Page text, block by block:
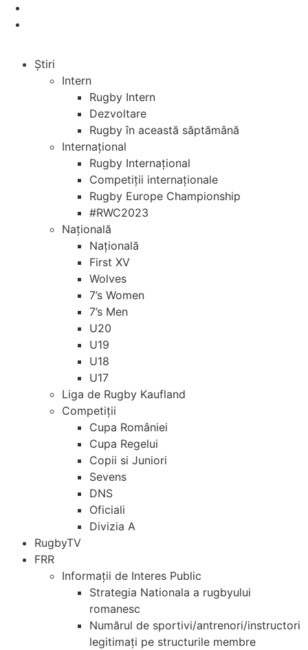
Știri
Intern
Rugby Intern
Dezvoltare
Rugby în această săptămână
Internațional
Rugby Internațional
Competiții internaționale
Rugby Europe Championship
#RWC2023
Națională
Națională
First XV
Wolves
7’s Women
7’s Men
U20
U19
U18
U17
Liga de Rugby Kaufland
Competiții
Cupa României
Cupa Regelui
Copii si Juniori
Sevens
DNS
Oficiali
Divizia A
RugbyTV
FRR
Informații de Interes Public
Strategia Nationala a rugbyului
romanesc
Numărul de sportivi/antrenori/instructori
legitimați pe structurile membre